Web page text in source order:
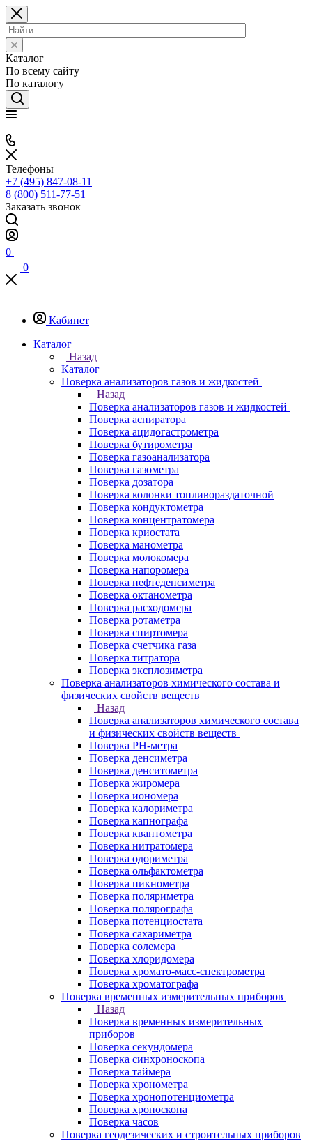
Каталог
По всему сайту
По каталогу
Телефоны
+7 (495) 847-08-11
8 (800) 511-77-51
Заказать звонок
0
0
Кабинет
Каталог
Назад
Каталог
Поверка анализаторов газов и жидкостей
Назад
Поверка анализаторов газов и жидкостей
Поверка аспиратора
Поверка ацидогастрометра
Поверка бутирометра
Поверка газоанализатора
Поверка газометра
Поверка дозатора
Поверка колонки топливораздаточной
Поверка кондуктометра
Поверка концентратомера
Поверка криостата
Поверка манометра
Поверка молокомера
Поверка напоромера
Поверка нефтеденсиметра
Поверка октанометра
Поверка расходомера
Поверка ротаметра
Поверка спиртомера
Поверка счетчика газа
Поверка титратора
Поверка эксплозиметра
Поверка анализаторов химического состава и
физических свойств веществ
Назад
Поверка анализаторов химического состава
и физических свойств веществ
Поверка PH-метра
Поверка денсиметра
Поверка денситометра
Поверка жиромера
Поверка иономера
Поверка калориметра
Поверка капнографа
Поверка квантометра
Поверка нитратомера
Поверка одориметра
Поверка ольфактометра
Поверка пикнометра
Поверка поляриметра
Поверка полярографа
Поверка потенциостата
Поверка сахариметра
Поверка солемера
Поверка хлоридомера
Поверка хромато-масс-спектрометра
Поверка хроматографа
Поверка временных измерительных приборов
Назад
Поверка временных измерительных
приборов
Поверка секундомера
Поверка синхроноскопа
Поверка таймера
Поверка хронометра
Поверка хронопотенциометра
Поверка хроноскопа
Поверка часов
Поверка геодезических и строительных приборов